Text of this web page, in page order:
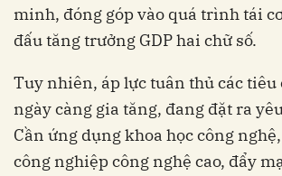
minh, đóng góp vào quá trình tái
đấu tăng trưởng GDP hai chữ số.
Tuy nhiên, áp lực tuân thủ các
ngày càng gia tăng, đang đặt ra
Cần ứng dụng khoa học công
công nghiệp công nghệ cao, đẩy